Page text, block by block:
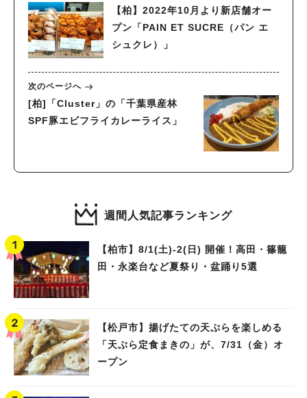
【柏】2022年10月より新店舗オー
プン「PAIN ET SUCRE（パン エ
シュクレ）」
次のページへ
[柏]「Cluster」の「千葉県産林
SPF豚エビフライカレーライス」
週間人気記事ランキング
【柏市】8/1(土)‐2(日) 開催！高田・篠籠
田・永楽台など夏祭り・盆踊り5選
【松戸市】揚げたての天ぷらを楽しめる
「天ぷら定食まきの」が、7/31（金）オ
ープン